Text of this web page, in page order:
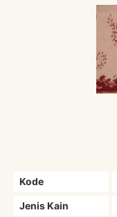
Kode
Jenis Kain